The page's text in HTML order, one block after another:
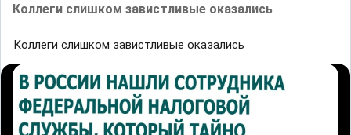
Коллеги слишком завистливые оказались
Коллеги слишком завистливые оказались